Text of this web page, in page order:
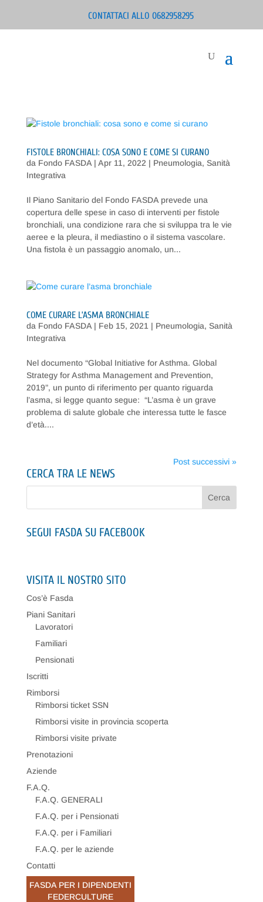
CONTATTACI ALLO 0682958295
FISTOLE BRONCHIALI: COSA SONO E COME SI CURANO
da Fondo FASDA| Apr 11, 2022 | Pneumologia, Sanità
Integrativa
Il Piano Sanitario del Fondo FASDA prevede una
copertura delle spese in caso di interventi per fistole
bronchiali, una condizione rara che si sviluppa tra le vie
aeree e la pleura, il mediastino o il sistema vascolare.
Una fistola è un passaggio anomalo, un...
COME CURARE L’ASMA BRONCHIALE
da Fondo FASDA| Feb 15, 2021 | Pneumologia, Sanità
Integrativa
Nel documento “Global Initiative for Asthma. Global
Strategy for Asthma Management and Prevention,
2019”, un punto di riferimento per quanto riguarda
l’asma, si legge quanto segue: “L’asma è un grave
problema di salute globale che interessa tutte le fasce
d’età....
Post successivi »
CERCA TRA LE NEWS
SEGUI FASDA SU FACEBOOK
VISITA IL NOSTRO SITO
Cos’è Fasda
Piani Sanitari
Lavoratori
Familiari
Pensionati
Iscritti
Rimborsi
Rimborsi ticket SSN
Rimborsi visite in provincia scoperta
Rimborsi visite private
Prenotazioni
Aziende
F.A.Q.
F.A.Q. GENERALI
F.A.Q. per i Pensionati
F.A.Q. per i Familiari
F.A.Q. per le aziende
Contatti
FASDA PER I DIPENDENTI
FEDERCULTURE